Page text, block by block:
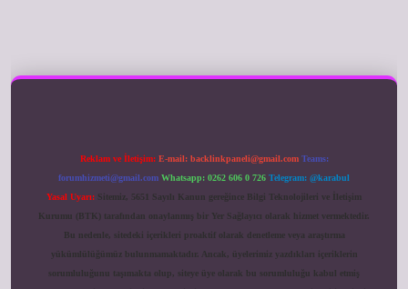
Reklam ve İletişim: E-mail: backlinkpaneli@gmail.com Teams:
forumhizmeti@gmail.com Whatsapp: 0262 606 0 726 Telegram: @karabul
Yasal Uyarı: Sitemiz, 5651 Sayılı Kanun gereğince Bilgi Teknolojileri ve İletişim
Kurumu (BTK) tarafından onaylanmış bir Yer Sağlayıcı olarak hizmet vermektedir.
Bu nedenle, sitedeki içerikleri proaktif olarak denetleme veya araştırma
yükümlülüğümüz bulunmamaktadır. Ancak, üyelerimiz yazdıkları içeriklerin
sorumluluğunu taşımakta olup, siteye üye olarak bu sorumluluğu kabul etmiş